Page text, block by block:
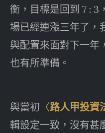
衡，目標是回到 7 : 3
場已經連漲三年了，
與配置來面對下一年
也有所準備。
與當初 〈路人甲投資
輯設定一致，沒有甚